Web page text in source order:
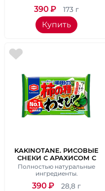
390 ₽ 173 г
Купить
KAKINOTANE. РИСОВЫЕ
СНЕКИ С АРАХИСОМ С
ПОНИЖЕННЫМ
СОДЕРЖАНИЕМ СОЛИ,
Полностью натуральные
ингредиенты.
390 ₽ 28,8 г